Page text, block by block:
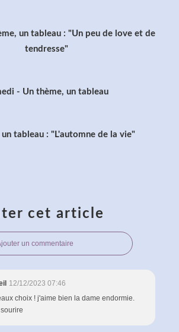
un tableau : "Un peu de love et de
tendresse"
- Un thème, un tableau
tableau : "L'automne de la vie"
cet article
un commentaire
12/12/2023 07:46
choix ! j'aime bien la dame endormie.